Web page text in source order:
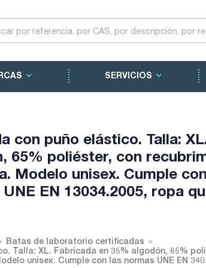
SERVICIOS
con puño elástico. Talla:
65% poliéster, con
Modelo unisex. Cumple
EN 13034.2005, ropa
Batas de laboratorio certificadas
Talla: XL. Fabricada en 35% algodón, 65%
unisex. Cumple con las normas UNE EN